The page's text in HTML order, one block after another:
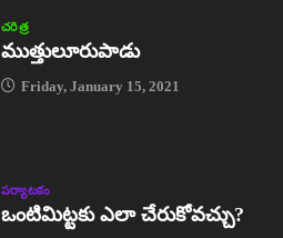
చరిత్ర
ముత్తులూరుపాడు
Friday, January 15, 2021
పర్యాటకం
ఒంటిమిట్టకు ఎలా చేరుకోవచ్చు?